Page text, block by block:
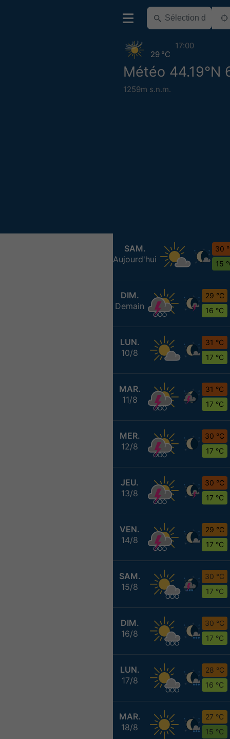
Météo 44.19°N
1259m s.n.m.
29 °C
17:00
SAM.
Aujourd'hui
30
15
DIM.
Demain
29 °C
16 °C
LUN.
10/8
31 °C
17 °C
MAR.
11/8
31 °C
17 °C
MER.
12/8
30 °C
17 °C
JEU.
13/8
30 °C
17 °C
VEN.
14/8
29 °C
17 °C
SAM.
15/8
30 °C
17 °C
DIM.
16/8
30 °C
17 °C
LUN.
17/8
28 °C
16 °C
MAR.
18/8
27 °C
15 °C